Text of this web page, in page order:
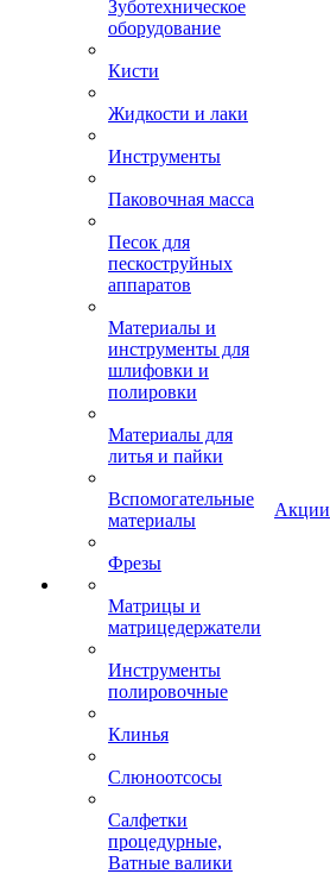
Зуботехническое
оборудование
Кисти
Жидкости и лаки
Инструменты
Паковочная масса
Песок для
пескоструйных
аппаратов
Материалы и
инструменты для
шлифовки и
полировки
Материалы для
литья и пайки
Вспомогательные
материалы
Фрезы
Матрицы и
матрицедержатели
Инструменты
полировочные
Клинья
Слюноотсосы
Салфетки
процедурные,
Ватные валики
Акции